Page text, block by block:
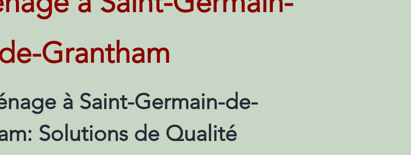
Grantham
à Saint-Germain-de-
Solutions de Qualité